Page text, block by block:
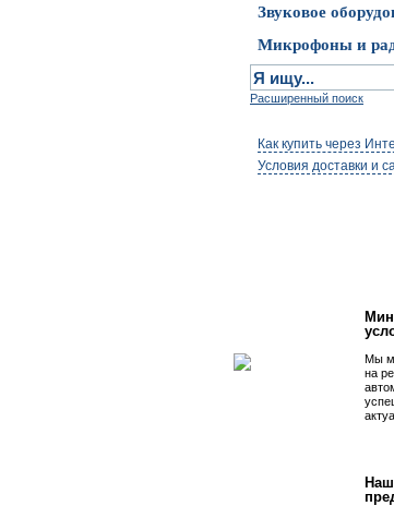
Звуковое
Микрофоны и
Расширенный поиск
Как купить через
Условия доставки и
Мы
на